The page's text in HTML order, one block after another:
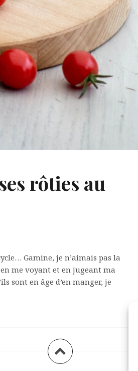
rôties au
Gamine, je n’aimais pas la
me voyant et en jugeant ma
sont en âge d’en manger, je